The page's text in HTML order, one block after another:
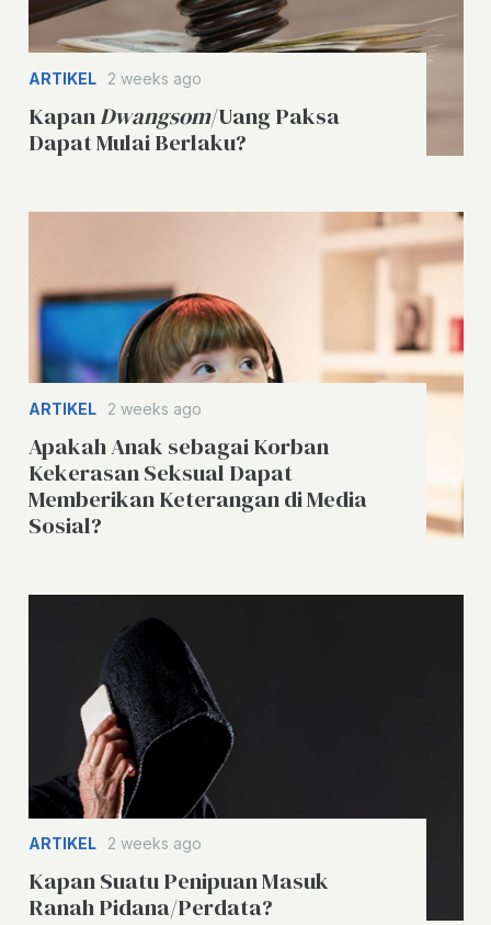
ARTIKEL 2 weeks ago
KapanDwangsom/Uang Paksa
Dapat Mulai Berlaku?
ARTIKEL 2 weeks ago
Apakah Anak sebagai Korban
Kekerasan Seksual Dapat
Memberikan Keterangan di Media
Sosial?
ARTIKEL 2 weeks ago
Kapan Suatu Penipuan Masuk
Ranah Pidana/Perdata?